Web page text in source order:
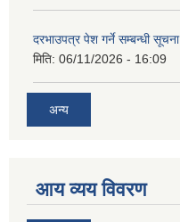
दरभाउपत्र पेश गर्ने सम्बन्धी सूचना
मिति: 06/11/2026 - 16:09
अन्य
आय व्यय विवरण